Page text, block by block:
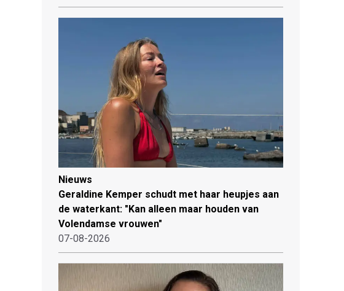
Nieuws
Geraldine Kemper schudt met haar heupjes aan
de waterkant: "Kan alleen maar houden van
Volendamse vrouwen"
07-08-2026